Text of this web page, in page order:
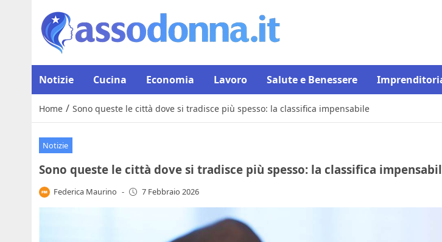
Notizie Cucina Economia Lavoro Salute e Benessere
Home / Sono queste le città dove si tradisce più spesso: la classifica impensabile
Notizie
Sono queste le città dove si tradisce più spesso: la classifica
Federica Maurino - 7 Febbraio 2026